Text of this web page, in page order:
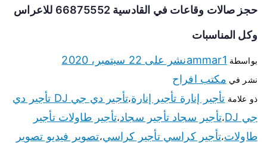
حجز صالات وقاعات في القادسية 66875552 للاعراس
وكل المناسبات
بواسطة ammar1نشر على 22 سبتمبر، 2020
نشر في مكتب افراح
ذو علامة تأجير إنارة تأجير إنارة،
تأجير دي جي DJ تأجير دي
جي DJ
،تأجير سجاد تأجير سجاد،تأجير طاولات تأجير
طاولات،تأجير كراسي تأجير كراسي،تصوير فيديو تصوير